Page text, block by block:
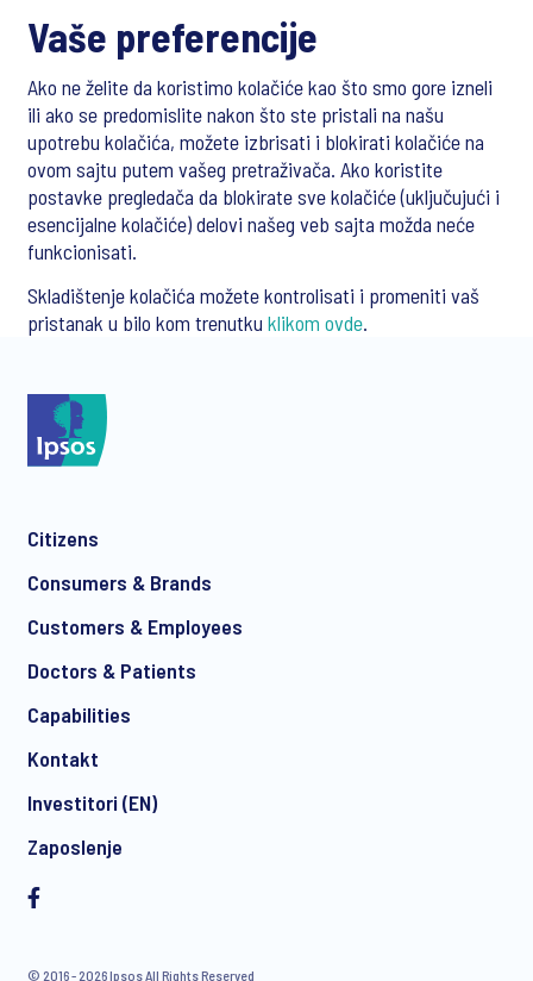
Vaše preferencije
Ako ne želite da koristimo kolačiće kao što smo gore izneli
ili ako se predomislite nakon što ste pristali na našu
upotrebu kolačića, možete izbrisati i blokirati kolačiće na
ovom sajtu putem vašeg pretraživača. Ako koristite
postavke pregledača da blokirate sve kolačiće (uključujući i
esencijalne kolačiće) delovi našeg veb sajta možda neće
funkcionisati.
Skladištenje kolačića možete kontrolisati i promeniti vaš
pristanak u bilo kom trenutku klikom ovde.
Citizens
Consumers & Brands
Customers & Employees
Doctors & Patients
Capabilities
Kontakt
Investitori (EN)
Zaposlenje
© 2016 - 2026 Ipsos All Rights Reserved